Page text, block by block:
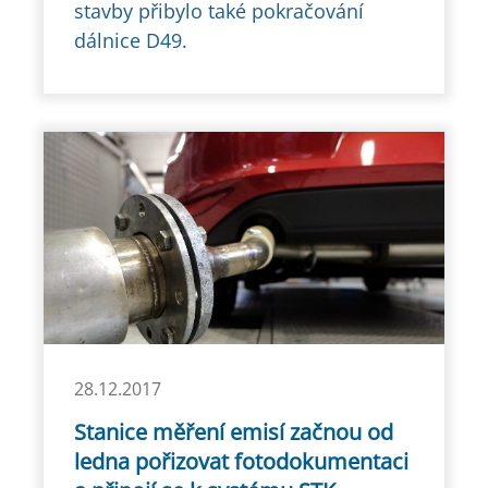
stavby přibylo také pokračování
dálnice D49.
28.12.2017
Stanice měření emisí začnou od
ledna pořizovat fotodokumentaci